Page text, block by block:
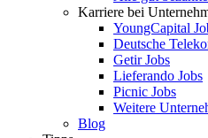
Karriere bei
YoungCapital
Deutsche
Getir Jobs
Lieferando Jobs
Picnic Jobs
Weitere
Blog